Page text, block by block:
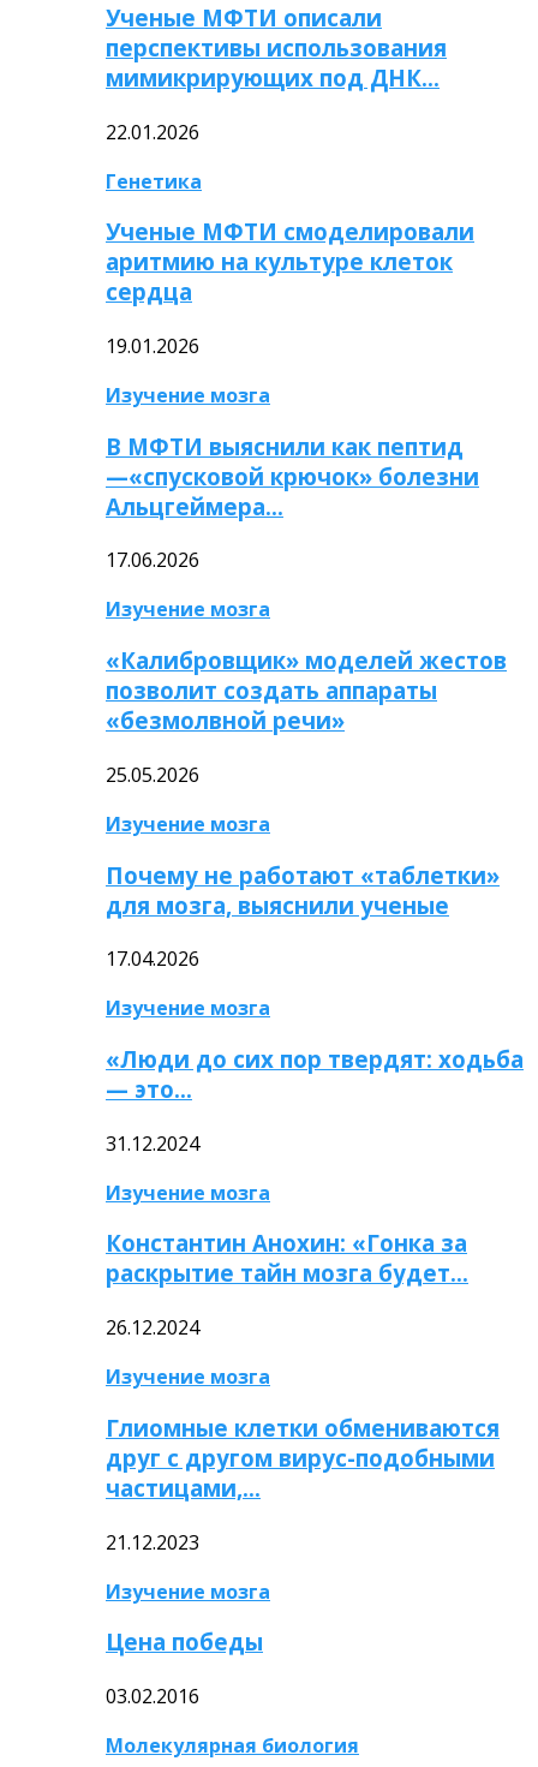
Ученые МФТИ описали
перспективы использования
мимикрирующих под ДНК…
22.01.2026
Генетика
Ученые МФТИ смоделировали
аритмию на культуре клеток
сердца
19.01.2026
Изучение мозга
В МФТИ выяснили как пептид
—«спусковой крючок» болезни
Альцгеймера…
17.06.2026
Изучение мозга
«Калибровщик» моделей жестов
позволит создать аппараты
«безмолвной речи»
25.05.2026
Изучение мозга
Почему не работают «таблетки»
для мозга, выяснили ученые
17.04.2026
Изучение мозга
«Люди до сих пор твердят: ходьба
— это…
31.12.2024
Изучение мозга
Константин Анохин: «Гонка за
раскрытие тайн мозга будет…
26.12.2024
Изучение мозга
Глиомные клетки обмениваются
друг с другом вирус-подобными
частицами,…
21.12.2023
Изучение мозга
Цена победы
03.02.2016
Молекулярная биология